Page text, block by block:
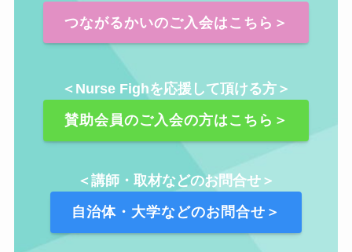
つながるかいのご入会はこちら＞
＜Nurse Fighを応援して頂ける方＞
賛助会員のご入会の方はこちら＞
＜講師・取材などのお問合せ＞
自治体・大学などのお問合せ＞